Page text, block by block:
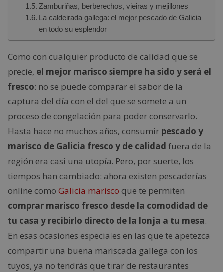
Zamburiñas, berberechos, vieiras y mejillones
La caldeirada gallega: el mejor pescado de Galicia
en todo su esplendor
Como con cualquier producto de calidad que se
precie, el mejor marisco siempre ha sido y será el
fresco: no se puede comparar el sabor de la
captura del día con el del que se somete a un
proceso de congelación para poder conservarlo.
Hasta hace no muchos años, consumir pescado y
marisco de Galicia fresco y de calidad fuera de la
región era casi una utopía. Pero, por suerte, los
tiempos han cambiado: ahora existen pescaderías
online como Galicia marisco que te permiten
comprar marisco fresco desde la comodidad de
tu casa y recibirlo directo de la lonja a tu mesa.
En esas ocasiones especiales en las que te apetezca
compartir una buena mariscada gallega con los
tuyos, ya no tendrás que tirar de restaurantes